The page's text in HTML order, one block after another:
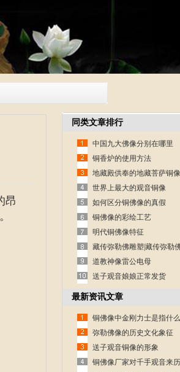
昂
同类文章排行
中国九大佛像分别在哪里
铜香炉的使用方法
地藏殿供奉的地藏菩萨铜像
世界上最大的观音铜像
如何区分铜佛像的真假
铜佛像的彩绘工艺
明代铜佛像特征
藏传弥勒佛雕塑|藏传弥勒
道教神像雷公电母
送子观音娘娘正常发货
最新资讯文章
铜佛像中金刚力士是指什
弥勒佛像的历史文化象征
送子观音铜像的形象
铜佛像厂家对千手观音来